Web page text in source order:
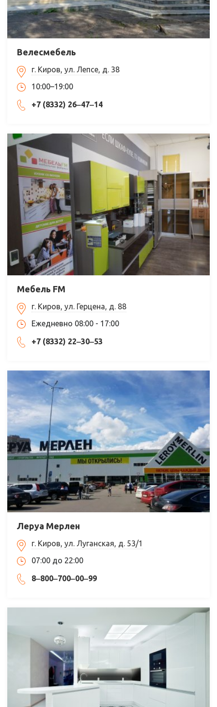
Велесмебель
г. Киров, ул. Лепсе, д. 38
10:00–19:00
+7 (8332) 26‒47‒14
Мебель FM
г. Киров, ул. Герцена, д. 88
Ежедневно 08:00 - 17:00
+7 (8332) 22‒30‒53
Леруа Мерлен
г. Киров, ул. Луганская, д. 53/1
07:00 до 22:00
8‒800‒700‒00‒99